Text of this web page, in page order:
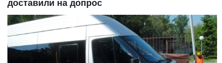
доставили на допрос